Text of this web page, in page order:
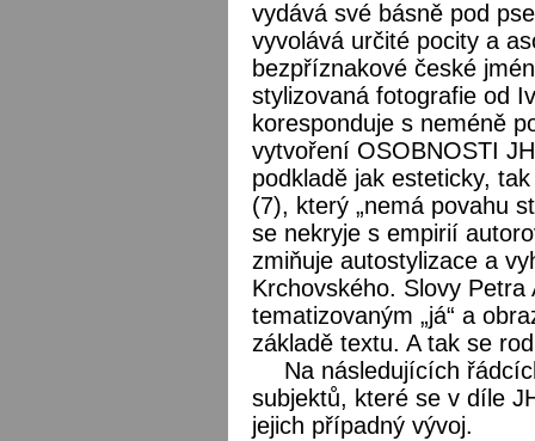
vydává své básně pod
vyvolává určité pocity a
bezpříznakové české
stylizovaná fotografie od
koresponduje s neméně
vytvoření OSOBNOSTI
podkladě jak esteticky,
(7), který „nemá povahu
se nekryje s empirií
zmiňuje autostylizace a
Krchovského. Slovy
tematizovaným „já“ a
základě textu. A tak se
Na následujících
subjektů, které se v díle
jejich případný vývoj.